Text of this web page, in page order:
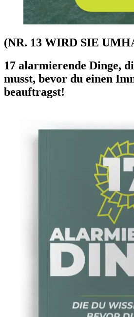
(NR. 13 WIRD SIE
17 alarmierende Dinge,
musst, bevor du einen
beauftragst!